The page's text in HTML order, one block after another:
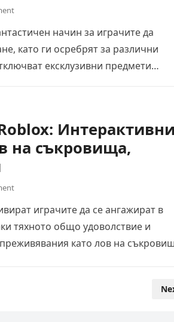
начин за играчите да
като ги осребрят за различни
ексклузивни предмети…
на съкровища,
играчите да се ангажират в
тяхното общо удоволствие и
като лов на